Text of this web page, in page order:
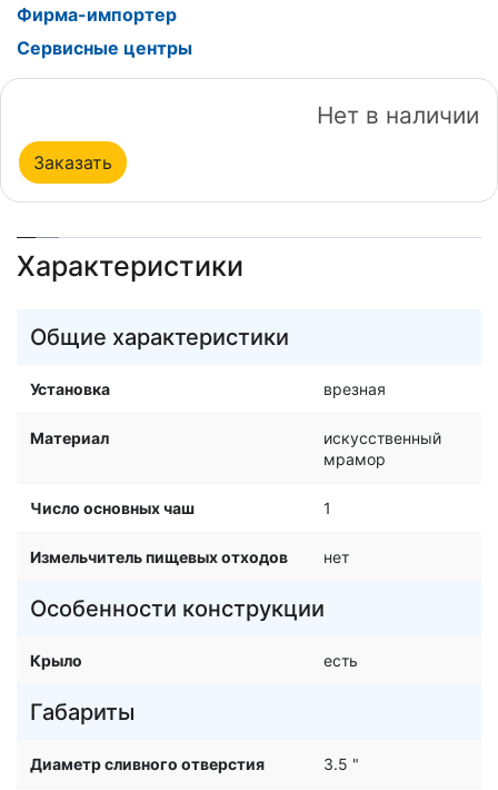
Фирма-импортер
Сервисные центры
Нет в наличии
Заказать
Характеристики
Общие характеристики
Установка врезная
Материал
искусственный
мрамор
Число основных чаш 1
Измельчитель пищевых отходов нет
Особенности конструкции
Крыло есть
Габариты
Диаметр сливного отверстия 3.5 "